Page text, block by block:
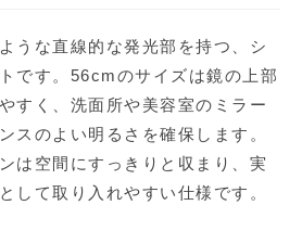
うな直線的な発光部を持つ、シ
です。56cmのサイズは鏡の上部
すく、洗面所や美容室のミラー
スのよい明るさを確保します。
は空間にすっきりと収まり、実
して取り入れやすい仕様です。